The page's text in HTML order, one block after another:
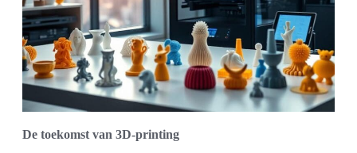
De toekomst van 3D-printing